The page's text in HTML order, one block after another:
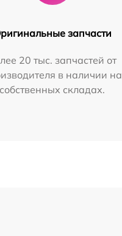
запчасти
20 тыс. запчастей от
в наличии на
собственных складах.